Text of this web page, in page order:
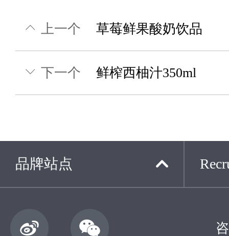
上一个 草莓鲜果酸奶饮品
下一个 鲜榨西柚汁350ml
品牌站点